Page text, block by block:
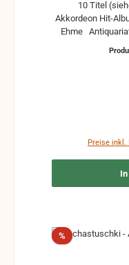
Akkordeon Hit-Album" für Akkordeon
Ehme Antiquariat, in der Regel gebrauchte, aber
nutzbare
Preise inkl.
%Rabatt